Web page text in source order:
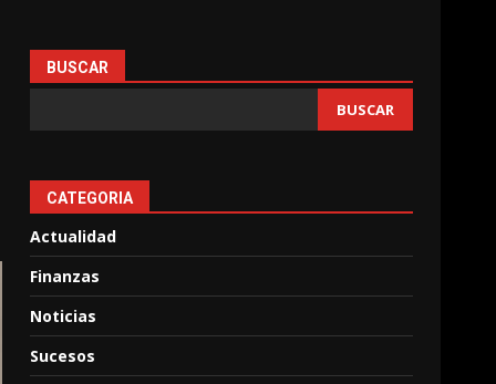
BUSCAR
BUSCAR
CATEGORIA
Actualidad
Finanzas
Noticias
Sucesos